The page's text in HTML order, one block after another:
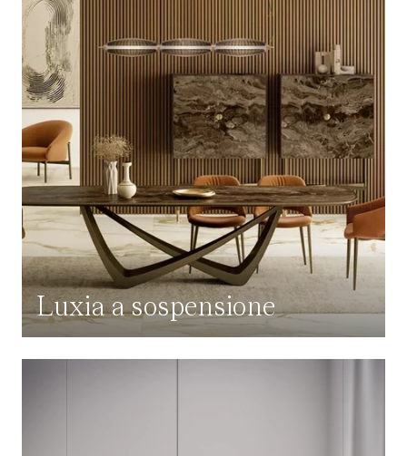
Luxia a sospensione